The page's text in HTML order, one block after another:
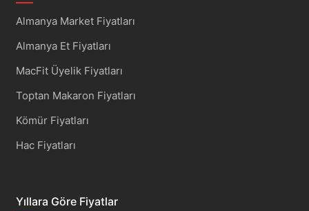
Almanya Market Fiyatları
Almanya Et Fiyatları
MacFit Üyelik Fiyatları
Toptan Makaron Fiyatları
Kömür Fiyatları
Hac Fiyatları
Yıllara Göre Fiyatlar